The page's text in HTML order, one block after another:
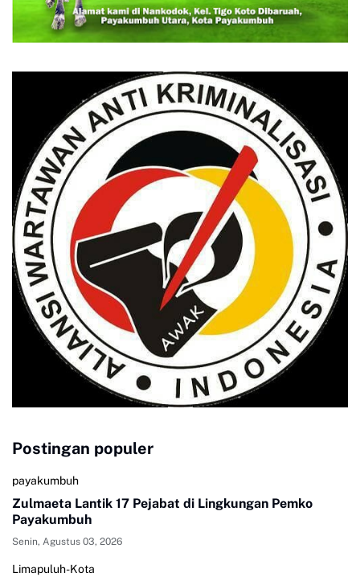
Postingan populer
payakumbuh
Zulmaeta Lantik 17 Pejabat di Lingkungan Pemko
Payakumbuh
Senin, Agustus 03, 2026
Limapuluh-Kota